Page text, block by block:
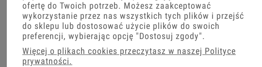
ofertę do Twoich potrzeb. Możesz zaakceptować
wykorzystanie przez nas wszystkich tych plików i przejść
do sklepu lub dostosować użycie plików do swoich
preferencji, wybierając opcję "Dostosuj zgody".
Więcej o plikach cookies przeczytasz w naszej Polityce
prywatności.